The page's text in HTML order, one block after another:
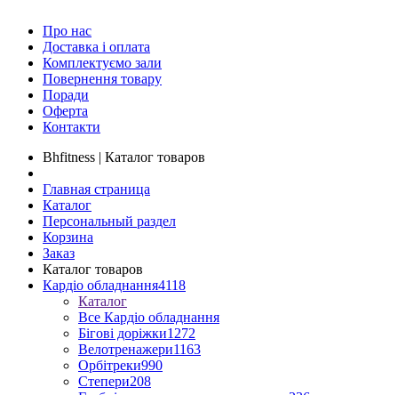
Про нас
Доставка і оплата
Комплектуємо зали
Повернення товару
Поради
Оферта
Контакти
Bhfitness | Каталог товаров
Главная страница
Каталог
Персональный раздел
Корзина
Заказ
Каталог товаров
Кардіо обладнання4118
Каталог
Все Кардіо обладнання
Бігові доріжки1272
Велотренажери1163
Орбітреки990
Степери208